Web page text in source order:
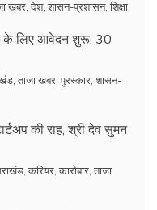
खबर देश, शासन-प्रशासन, शिक्षा
के लिए आवेदन शुरू, 30
ताजा खबर पुरस्कार शासन-
की राह, श्री देव सुमन
करियर कारोबार ताजा